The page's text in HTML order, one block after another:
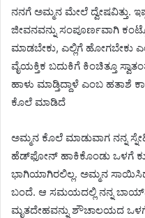
ನನಗೆ ಅಮ್ಮನ ಮೇಲೆ ದ್ವೇಷವಿತ್ತು.
ಜೀವನವನ್ನು ಸಂಪೂರ್ಣವಾಗಿ
ಮಾಡಬೇಕು, ಎಲ್ಲಿಗೆ ಹೋಗಬೇಕು
ವೈಯಕ್ತಿಕ ಬದುಕಿಗೆ ಕಿಂಚಿತ್ತೂ
ಹಾಳು ಮಾಡ್ತಿದ್ದಾಳೆ ಎಂಬ ಹತಾಶೆ
ಕೊಲೆ ಮಾಡಿದೆ
ಅಮ್ಮನ ಕೊಲೆ ಮಾಡುವಾಗ ನನ್ನ
ಹೆಡ್‌ಫೋನ್ ಹಾಕಿಕೊಂಡು ಒಳಗೆ
ಭಾಗಿಯಾಗಿರಲಿಲ್ಲ. ಅಮ್ಮನ
ಬಂದೆ. ಆ ಸಮಯದಲ್ಲಿ ನನ್ನ
ಮೃತದೇಹವನ್ನು ಶೌಚಾಲಯದ ಒಳಗೆ